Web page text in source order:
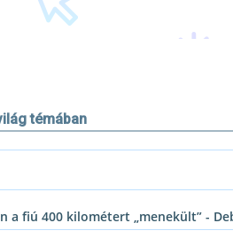
témában
a fiú 400 kilométert „menekült” -